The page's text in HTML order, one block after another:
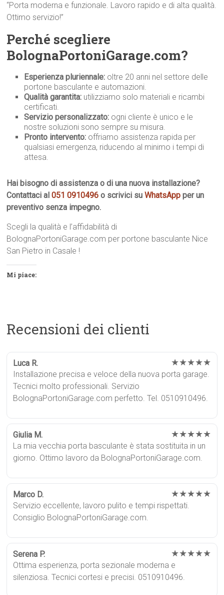
“Porta moderna e funzionale. Lavoro rapido e di alta qualità.
Ottimo servizio!”
Perché scegliere
BolognaPortoniGarage.com?
Esperienza pluriennale: oltre 20 anni nel settore delle
portone basculante e automazioni.
Qualità garantita: utilizziamo solo materiali e ricambi
certificati.
Servizio personalizzato: ogni cliente è unico e le
nostre soluzioni sono sempre su misura.
Pronto intervento: offriamo assistenza rapida per
qualsiasi emergenza, riducendo al minimo i tempi di
attesa.
Hai bisogno di assistenza o di una nuova installazione?
Contattaci al051 0910496 o scrivici suWhatsApp per un
preventivo senza impegno.
Scegli la qualità e l’affidabilità di
BolognaPortoniGarage.com per portone basculante Nice
San Pietro in Casale !
Mi piace:
Recensioni dei clienti
Luca R. ★★★★★
Installazione precisa e veloce della nuova porta garage.
Tecnici molto professionali. Servizio
BolognaPortoniGarage.com perfetto. Tel. 0510910496.
Giulia M. ★★★★★
La mia vecchia porta basculante è stata sostituita in un
giorno. Ottimo lavoro da BolognaPortoniGarage.com.
Marco D. ★★★★★
Servizio eccellente, lavoro pulito e tempi rispettati.
Consiglio BolognaPortoniGarage.com.
Serena P. ★★★★★
Ottima esperienza, porta sezionale moderna e
silenziosa. Tecnici cortesi e precisi. 0510910496.